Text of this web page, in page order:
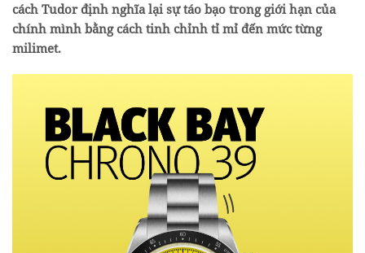
cách Tudor định nghĩa lại sự táo bạo trong giới hạn của
chính mình bằng cách tinh chỉnh tỉ mỉ đến mức từng
milimet.